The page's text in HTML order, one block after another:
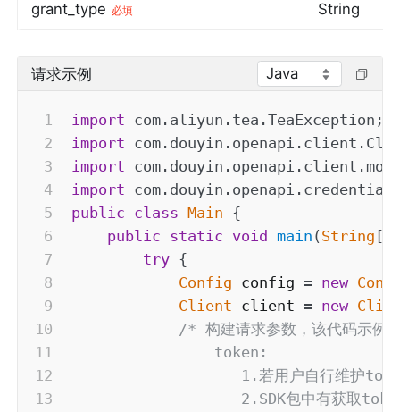
grant_type 必填 String
请求示例 Java
import com . aliyun . tea .TeaException ;
import com . douyin . openapi . client .
import com . douyin . openapi . client .
import com . douyin . openapi . credential
public class Main {
public static void main ( String [
try {
Config config = new
Client client = new
/* 构建请求参数，该代码示例
                token:
1.若用户自行维护
2.SDK包中有获取